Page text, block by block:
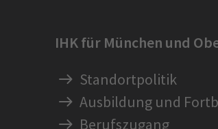
IHK für München und
Standortpolitik
Ausbildung und
Berufszugang